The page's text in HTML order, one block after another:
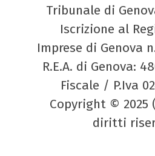
Tribunale di
Iscrizione al
Imprese di Genova
R.E.A. di Genova:
Fiscale / P.Iva
Copyright © 2025
diritti